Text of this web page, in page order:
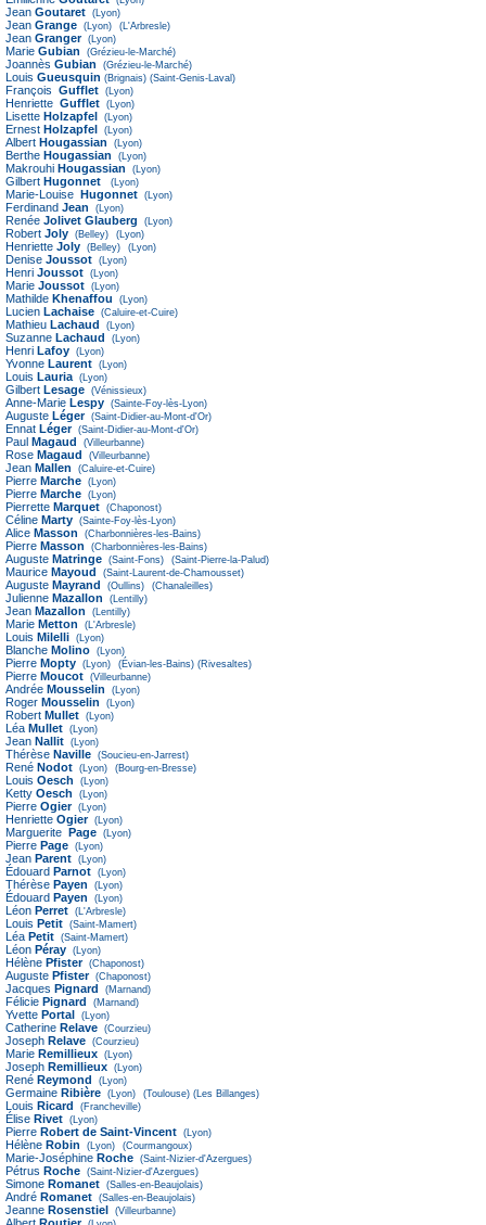
Jean Goutaret (Lyon)
Jean Grange (Lyon) (L'Arbresle)
Jean Granger (Lyon)
Marie Gubian (Grézieu-le-Marché)
Joannès Gubian (Grézieu-le-Marché)
Louis Gueusquin (Brignais) (Saint-Genis-Laval)
François Gufflet (Lyon)
Henriette Gufflet (Lyon)
Lisette Holzapfel (Lyon)
Ernest Holzapfel (Lyon)
Albert Hougassian (Lyon)
Berthe Hougassian (Lyon)
Makrouhi Hougassian (Lyon)
Gilbert Hugonnet (Lyon)
Marie-Louise Hugonnet (Lyon)
Ferdinand Jean (Lyon)
Renée Jolivet Glauberg (Lyon)
Robert Joly (Belley) (Lyon)
Henriette Joly (Belley) (Lyon)
Denise Joussot (Lyon)
Henri Joussot (Lyon)
Marie Joussot (Lyon)
Mathilde Khenaffou (Lyon)
Lucien Lachaise (Caluire-et-Cuire)
Mathieu Lachaud (Lyon)
Suzanne Lachaud (Lyon)
Henri Lafoy (Lyon)
Yvonne Laurent (Lyon)
Louis Lauria (Lyon)
Gilbert Lesage (Vénissieux)
Anne-Marie Lespy (Sainte-Foy-lès-Lyon)
Auguste Léger (Saint-Didier-au-Mont-d'Or)
Ennat Léger (Saint-Didier-au-Mont-d'Or)
Paul Magaud (Villeurbanne)
Rose Magaud (Villeurbanne)
Jean Mallen (Caluire-et-Cuire)
Pierre Marche (Lyon)
Pierre Marche (Lyon)
Pierrette Marquet (Chaponost)
Céline Marty (Sainte-Foy-lès-Lyon)
Alice Masson (Charbonnières-les-Bains)
Pierre Masson (Charbonnières-les-Bains)
Auguste Matringe (Saint-Fons) (Saint-Pierre-la-Palud)
Maurice Mayoud (Saint-Laurent-de-Chamousset)
Auguste Mayrand (Oullins) (Chanaleilles)
Julienne Mazallon (Lentilly)
Jean Mazallon (Lentilly)
Marie Metton (L'Arbresle)
Louis Milelli (Lyon)
Blanche Molino (Lyon)
Pierre Mopty (Lyon) (Évian-les-Bains) (Rivesaltes)
Pierre Moucot (Villeurbanne)
Andrée Mousselin (Lyon)
Roger Mousselin (Lyon)
Robert Mullet (Lyon)
Léa Mullet (Lyon)
Jean Nallit (Lyon)
Thérèse Naville (Soucieu-en-Jarrest)
René Nodot (Lyon) (Bourg-en-Bresse)
Louis Oesch (Lyon)
Ketty Oesch (Lyon)
Pierre Ogier (Lyon)
Henriette Ogier (Lyon)
Marguerite Page (Lyon)
Pierre Page (Lyon)
Jean Parent (Lyon)
Édouard Parnot (Lyon)
Thérèse Payen (Lyon)
Édouard Payen (Lyon)
Léon Perret (L'Arbresle)
Louis Petit (Saint-Mamert)
Léa Petit (Saint-Mamert)
Léon Péray (Lyon)
Hélène Pfister (Chaponost)
Auguste Pfister (Chaponost)
Jacques Pignard (Marnand)
Félicie Pignard (Marnand)
Yvette Portal (Lyon)
Catherine Relave (Courzieu)
Joseph Relave (Courzieu)
Marie Remillieux (Lyon)
Joseph Remillieux (Lyon)
René Reymond (Lyon)
Germaine Ribière (Lyon) (Toulouse) (Les Billanges)
Louis Ricard (Francheville)
Élise Rivet (Lyon)
Pierre Robert de Saint-Vincent (Lyon)
Hélène Robin (Lyon) (Courmangoux)
Marie-Joséphine Roche (Saint-Nizier-d'Azergues)
Pétrus Roche (Saint-Nizier-d'Azergues)
Simone Romanet (Salles-en-Beaujolais)
André Romanet (Salles-en-Beaujolais)
Jeanne Rosenstiel (Villeurbanne)
Albert Routier